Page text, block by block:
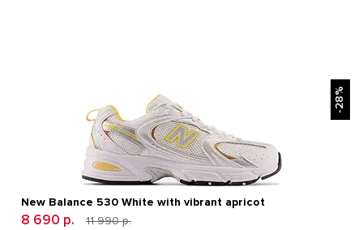
-28%
New Balance 530 White with vibrant apricot
8 690 р.
11 990 р.